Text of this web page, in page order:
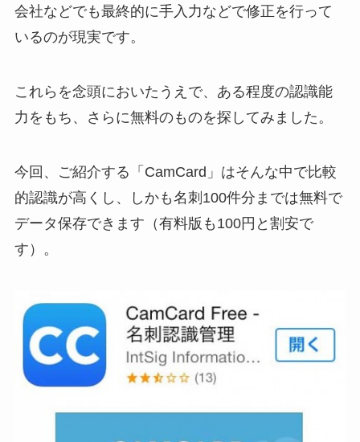
会社などでも最終的に手入力などで修正を行って
いるのが現実です。
これらを念頭においたうえで、ある程度の認識能
力をもち、さらに無料のものを探してみました。
今回、ご紹介する「CamCard」はそんな中で比較
的認識が高くし、しかも名刺100件分までは無料で
データ保存できます（有料版も100円と割安で
す）。